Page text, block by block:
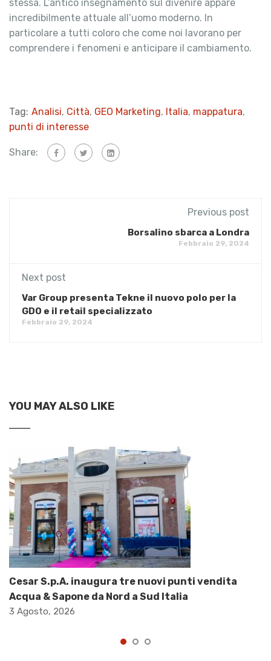
stessa. L’antico insegnamento sul divenire appare
incredibilmente attuale all’uomo moderno. In
particolare a tutti coloro che come noi lavorano per
comprendere i fenomeni e anticipare il cambiamento.
Tag: Analisi, Città, GEO Marketing, Italia, mappatura,
punti di interesse
Share:
Previous post
Borsalino sbarca a Londra
Febbraio 29, 2024
Next post
Var Group presenta Tekne il nuovo polo per la
GDO e il retail specializzato
Febbraio 29, 2024
YOU MAY ALSO LIKE
Cesar S.p.A. inaugura tre nuovi punti vendita
Acqua & Sapone da Nord a Sud Italia
3 Agosto, 2026